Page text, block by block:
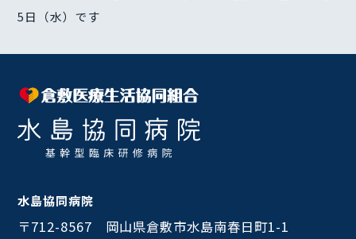
5日（水）です
水島協同病院
〒712-8567 岡山県倉敷市水島南春日町1-1